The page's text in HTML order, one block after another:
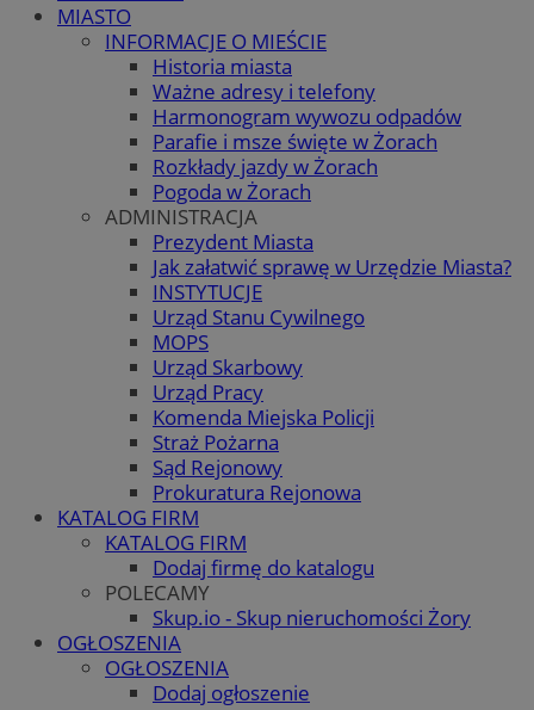
MIASTO
INFORMACJE O MIEŚCIE
Historia miasta
Ważne adresy i telefony
Harmonogram wywozu odpadów
Parafie i msze święte w Żorach
Rozkłady jazdy w Żorach
Pogoda w Żorach
ADMINISTRACJA
Prezydent Miasta
Jak załatwić sprawę w Urzędzie Miasta?
INSTYTUCJE
Urząd Stanu Cywilnego
MOPS
Urząd Skarbowy
Urząd Pracy
Komenda Miejska Policji
Straż Pożarna
Sąd Rejonowy
Prokuratura Rejonowa
KATALOG FIRM
KATALOG FIRM
Dodaj firmę do katalogu
POLECAMY
Skup.io - Skup nieruchomości Żory
OGŁOSZENIA
OGŁOSZENIA
Dodaj ogłoszenie